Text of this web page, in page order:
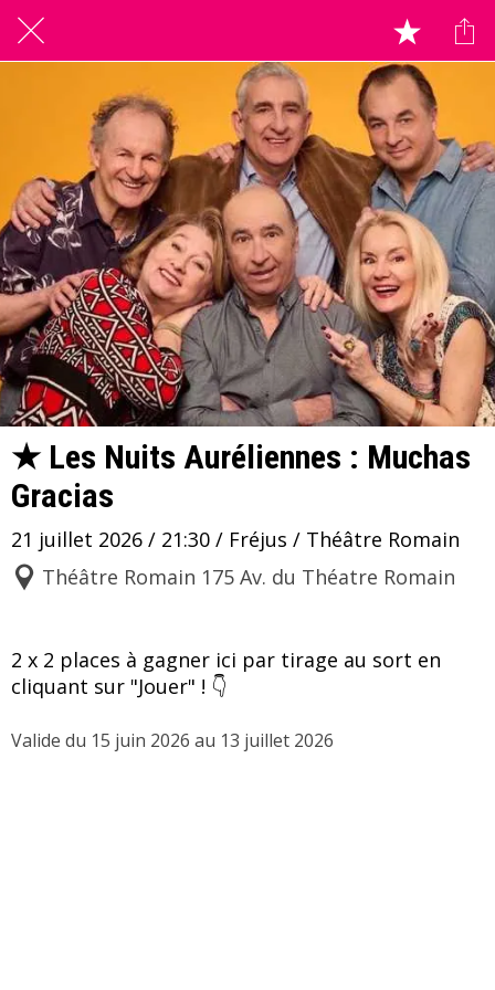
★ Les Nuits Auréliennes : Muchas
Gracias
21 juillet 2026 / 21:30 / Fréjus / Théâtre Romain
Théâtre Romain 175 Av. du Théatre Romain
2 x 2 places à gagner ici par tirage au sort en
cliquant sur "Jouer" ! 👇
Valide du 15 juin 2026 au 13 juillet 2026